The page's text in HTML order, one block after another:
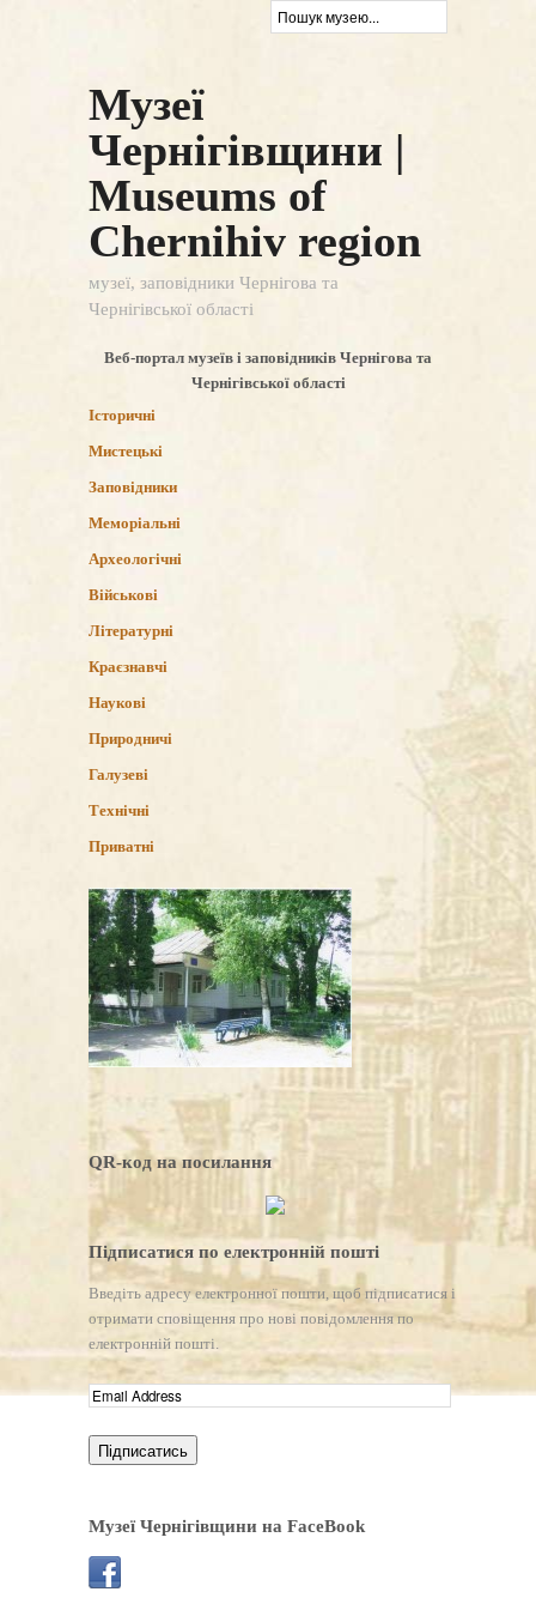
Музеї
Чернігівщини |
Museums of
Chernihiv region
музеї, заповідники Чернігова та
Чернігівської області
Веб-портал музеїв і заповідників Чернігова та
Чернігівської області
Історичні
Мистецькі
Заповідники
Меморіальні
Археологічні
Військові
Літературні
Краєзнавчі
Наукові
Природничі
Галузеві
Технічні
Приватні
QR-код на посилання
Підписатися по електронній пошті
Введіть адресу електронної пошти, щоб підписатися і
отримати сповіщення про нові повідомлення по
електронній пошті.
Музеї Чернігівщини на FaceBook